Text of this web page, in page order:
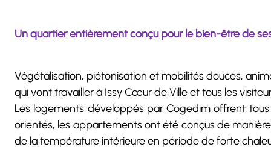
Un quartier entièrement conçu pour le bien-être de
Végétalisation, piétonisation et mobilités douces,
qui vont travailler à Issy Cœur de Ville et tous les
Les logements développés par Cogedim offrent
orientés, les appartements ont été conçus de
de la température intérieure en période de forte